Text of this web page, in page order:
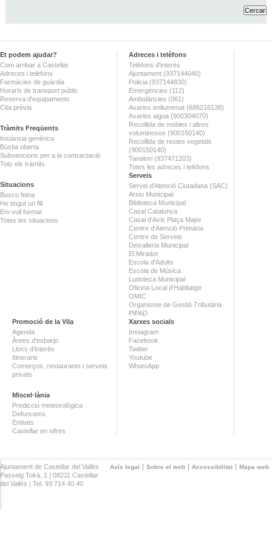
Et podem ajudar?
Com arribar a Castellar
Adreces i telèfons
Farmàcies de guàrdia
Horaris de transport públic
Reserva d'equipaments
Cita prèvia
Tràmits Freqüents
Instància genèrica
Bústia oberta
Subvencions per a la contractació
Tots els tràmits
Situacions
Busco feina
He tingut un fill
Em vull formar
Totes les situacions
Adreces i telèfons
Telèfons d'interès
Ajuntament (937144040)
Policia (937144830)
Emergències (112)
Ambulàncies (061)
Avaries enllumenat (686216138)
Avaries aigua (900304070)
Recollida de mobles i altres
voluminosos (900150140)
Recollida de restes vegetals
(900150140)
Tanatori (937471203)
Totes les adreces i telèfons
Serveis
Servei d'Atenció Ciutadana (SAC)
Arxiu Municipal
Biblioteca Municipal
Casal Catalunya
Casal d'Avis Plaça Major
Centre d'Atenció Primària
Centre de Serveis
Deixalleria Municipal
El Mirador
Escola d'Adults
Escola de Música
Ludoteca Municipal
Oficina Local d'Habitatge
OMIC
Organisme de Gestió Tributària
PIPAD
Promoció de la Vila
Agenda
Àrees d'esbarjo
Llocs d'interès
Itineraris
Comerços, restaurants i serveis
privats
Miscel·lània
Predicció meteorològica
Defuncions
Entitats
Castellar en xifres
Xarxes socials
Instagram
Facebook
Twitter
Youtube
WhatsApp
Avís legal Sobre el web Accessibilitat Mapa web
Ajuntament de Castellar del Vallès ·
Passeig Tolrà, 1 | 08211 Castellar
del Vallès | Tel. 93 714 40 40